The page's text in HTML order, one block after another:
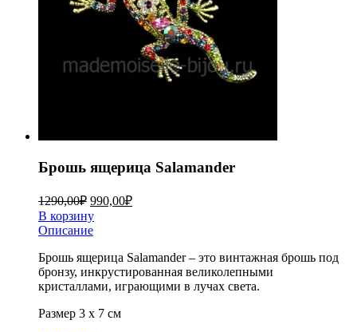
Брошь ящерица Salamander
1290,00₽ 990,00₽
В корзину
Описание
Брошь ящерица Salamander – это винтажная брошь под
бронзу, инкрустированная великолепными
кристаллами, играющими в лучах света.
Размер 3 х 7 см